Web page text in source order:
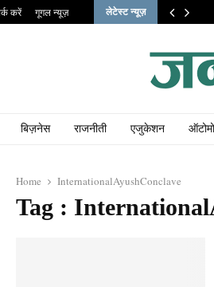
करें गूगल न्यूज़ लेटेस्ट न्यूज़
बिज़नेस राजनीती एजुकेशन
Home InternationalAyushConclave
Tag :